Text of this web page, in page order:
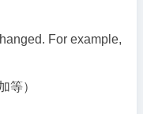
For example,
等）